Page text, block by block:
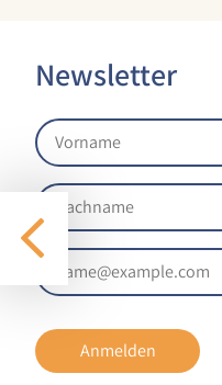
Newsletter
Anmelden
unsere Besucher
Google Analytics
Name:
Anbieter:
Zweck:
Website-Analyse
Verbesserung